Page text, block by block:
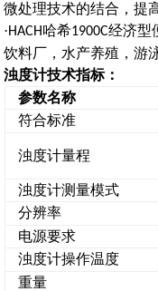
微处理技术的结合，提
·HACH哈希1900C经济型
饮料厂，水产养殖，游
浊度计技术指标：
参数名称
符合标准
浊度计量程
浊度计测量模式
分辨率
电源要求
浊度计操作温度
重量